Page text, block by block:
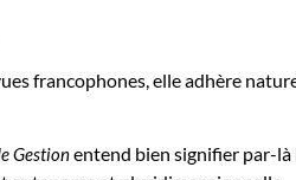
francophones, elle adhère
Gestionentend bien signifier par-là